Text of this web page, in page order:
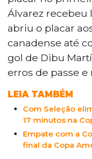
Álvarez recebeu
abriu o placar
canadense até
gol de Dibu
erros de passe
LEIA TAMBÉM
Com Seleção
17 minutos na
Empate com a
final da Copa